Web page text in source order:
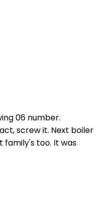
06 number.
screw it. Next boiler
family's too. It was